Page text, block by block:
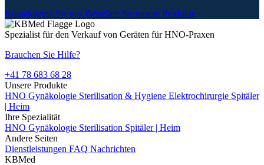
Kontaktieren Sie uns Bestellen Sie unsere Produkte
Spezialist für den Verkauf von Geräten für HNO-Praxen
Brauchen Sie Hilfe?
+41 78 683 68 28
Unsere Produkte
HNO Gynäkologie Sterilisation & Hygiene Elektrochirurgie Spitäler
| Heim
Ihre Spezialität
HNO Gynäkologie Sterilisation Spitäler | Heim
Andere Seiten
Dienstleistungen FAQ Nachrichten
KBMed